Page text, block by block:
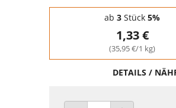
Staffelpreise - Mengenrabatt
ab 3 Stück 5%
1,33 €
(35,95 €/1 kg)
DETAILS /